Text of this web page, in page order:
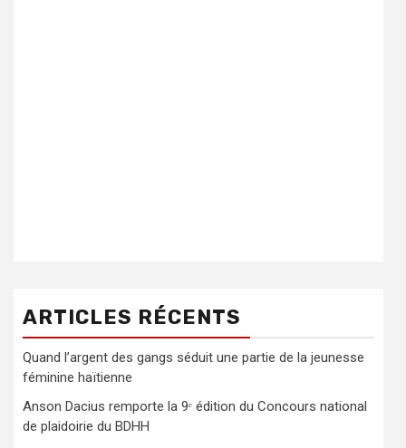
ARTICLES RÉCENTS
Quand l’argent des gangs séduit une partie de la jeunesse
féminine haïtienne
Anson Dacius remporte la 9ᵉ édition du Concours national
de plaidoirie du BDHH